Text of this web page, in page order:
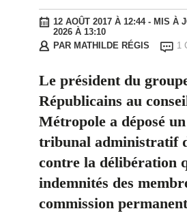
12 AOÛT 2017 À 12:44- MIS À
2026 À 13:10
PAR MATHILDE RÉGIS 1
Le président du
Républicains au
Métropole a déposé
tribunal administratif
contre la délibération
indemnités des
commission